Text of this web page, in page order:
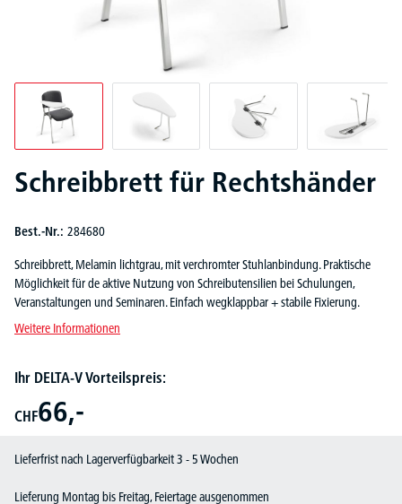
Schreibbrett für Rechtshänder
Best.-Nr.: 284680
Schreibbrett, Melamin lichtgrau, mit verchromter Stuhlanbindung. Praktische
Möglichkeit für de aktive Nutzung von Schreibutensilien bei Schulungen,
Veranstaltungen und Seminaren. Einfach wegklappbar + stabile Fixierung.
Weitere Informationen
Ihr DELTA-V Vorteilspreis:
CHF66,-
Lieferfrist nach Lagerverfügbarkeit 3 - 5 Wochen
Lieferung Montag bis Freitag, Feiertage ausgenommen